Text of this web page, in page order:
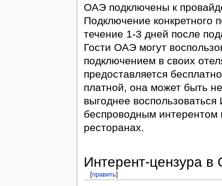
ОАЭ подключены к
Подключение конкретного
течение 1-3 дней после
Гости ОАЭ могут
подключением в своих
предоставляется
платной, она может быть
выгоднее
беспроводным интерентом
ресторанах.
Интерент-цензура
[править]